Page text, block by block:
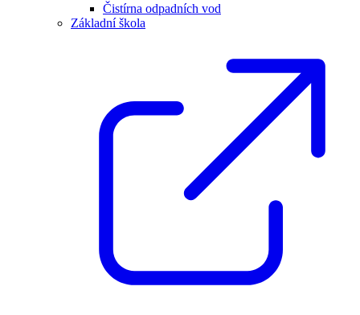
Čistírna odpadních vod
Základní škola